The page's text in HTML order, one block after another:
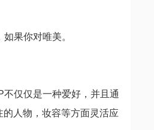
果你对唯美。
仅仅是一种爱好，并且通
人物，妆容等方面灵活应